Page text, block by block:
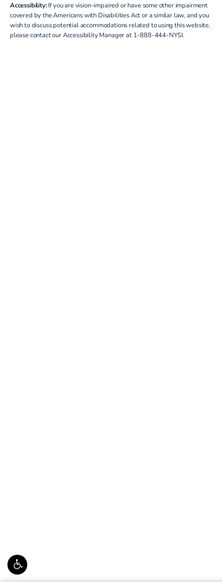
Accessibility:If you are vision-impaired or have some other impairment
covered by the Americans with Disabilities Act or a similar law, and you
wish to discuss potential accommodations related to using this website,
please contact our Accessibility Manager at 1-888-444-NYSI.